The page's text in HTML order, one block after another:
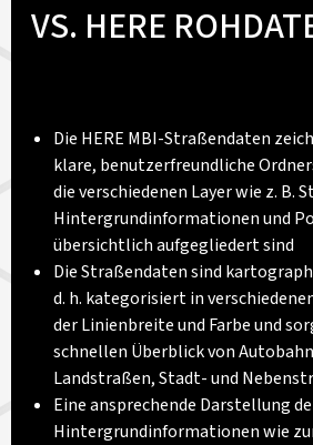
VS. HERE
Die HERE MBI-Straßendaten
klare, benutzerfreundliche
die verschiedenen Layer wie z. B.
Hintergrundinformationen und
übersichtlich aufgegliedert sind
Die Straßendaten sind
d. h. kategorisiert in
der Linienbreite und Farbe und
schnellen Überblick von
Landstraßen, Stadt- und
Eine ansprechende Darstellung
Hintergrundinformationen wie